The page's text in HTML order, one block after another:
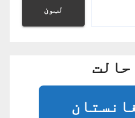
لټون
حالت